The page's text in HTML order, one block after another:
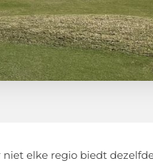
elke regio biedt